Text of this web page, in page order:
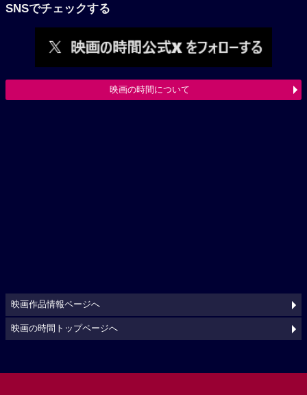
SNSでチェックする
映画の時間について
映画作品情報ページへ
映画の時間トップページへ